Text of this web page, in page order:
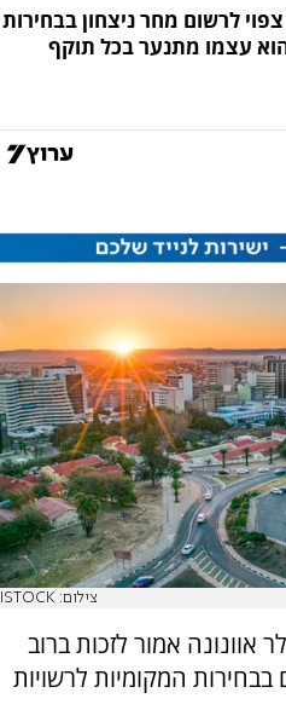
לרשום מחר ניצחון בבחירות
עצמו מתנער בכל תוקף
צילום: ISTOCK
אוונונה אמור לזכות ברוב
המקומיות לרשויות